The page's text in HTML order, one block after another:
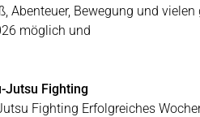
Bewegung und
möglich und
Jutsu Fighting
Fighting Erfolgreiches